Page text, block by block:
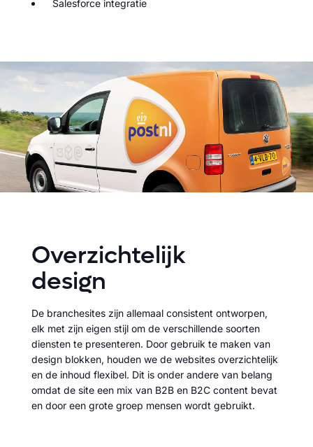
Salesforce integratie
Overzichtelijk
design
De branchesites zijn allemaal consistent ontworpen,
elk met zijn eigen stijl om de verschillende soorten
diensten te presenteren. Door gebruik te maken van
design blokken, houden we de websites overzichtelijk
en de inhoud flexibel. Dit is onder andere van belang
omdat de site een mix van B2B en B2C content bevat
en door een grote groep mensen wordt gebruikt.